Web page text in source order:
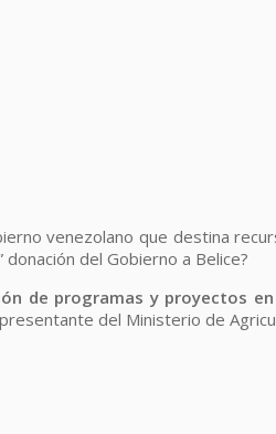
venezolano que destina
del Gobierno a Belice?
de programas y proyectos
del Ministerio de